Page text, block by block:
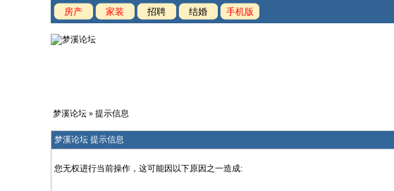
房产 家装 招聘 结婚 手机版
梦溪论坛 » 提示信息
梦溪论坛 提示信息
您无权进行当前操作，这可能因以下原因之一造成: